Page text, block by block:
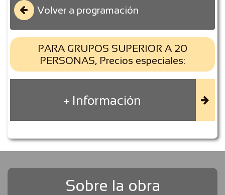
Volver a programación

PARA GRUPOS SUPERIOR A 20
PERSONAS, Precios especiales:
+ Información 
Sobre la obra